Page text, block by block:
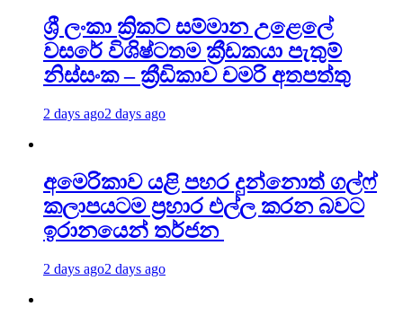
ශ්‍රී ලංකා ක්‍රිකට් සම්මාන උළෙලේ
වසරේ විශිෂ්ටතම ක්‍රීඩකයා පැතුම්
නිස්සංක – ක්‍රීඩිකාව චමරි අතපත්තු
2 days ago2 days ago
අමෙරිකාව යළි පහර දුන්නොත් ගල්ෆ්
කලාපයටම ප්‍රහාර එල්ල කරන බවට
ඉරානයෙන් තර්ජන
2 days ago2 days ago